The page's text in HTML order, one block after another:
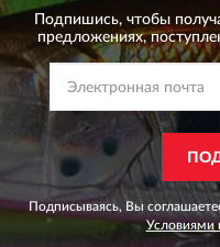
Подпишись, чтобы
предложениях,
Подписываясь, Вы
Условиями